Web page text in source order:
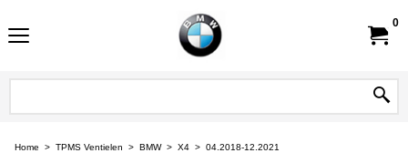
0
Home > TPMS Ventielen > BMW> X4 > 04.2018-12.2021